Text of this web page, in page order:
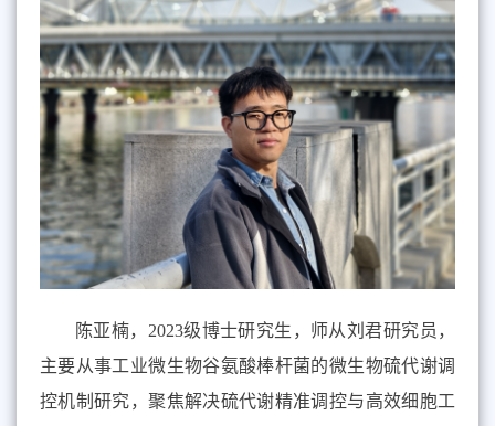
陈亚楠，2023级博士研究生，师从刘君研究员，
主要从事工业微生物谷氨酸棒杆菌的微生物硫代谢调
控机制研究，聚焦解决硫代谢精准调控与高效细胞工